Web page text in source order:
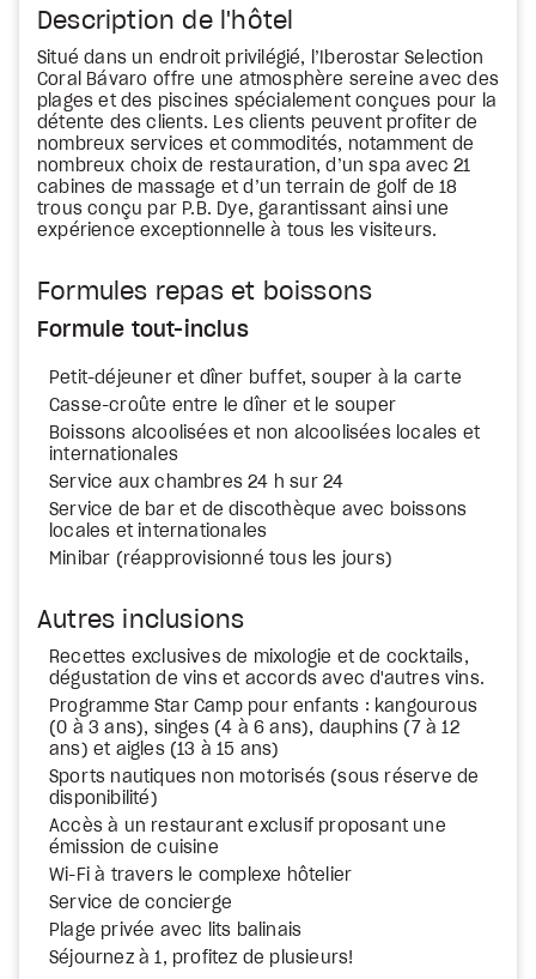
Description de l'hôtel
Situé dans un endroit privilégié, l’Iberostar Selection
Coral Bávaro offre une atmosphère sereine avec des
plages et des piscines spécialement conçues pour la
détente des clients. Les clients peuvent profiter de
nombreux services et commodités, notamment de
nombreux choix de restauration, d’un spa avec 21
cabines de massage et d’un terrain de golf de 18
trous conçu par P.B. Dye, garantissant ainsi une
expérience exceptionnelle à tous les visiteurs.
Formules repas et boissons
Formule tout-inclus
Petit-déjeuner et dîner buffet, souper à la carte
Casse-croûte entre le dîner et le souper
Boissons alcoolisées et non alcoolisées locales et
internationales
Service aux chambres 24 h sur 24
Service de bar et de discothèque avec boissons
locales et internationales
Minibar (réapprovisionné tous les jours)
Autres inclusions
Recettes exclusives de mixologie et de cocktails,
dégustation de vins et accords avec d'autres vins.
Programme Star Camp pour enfants : kangourous
(0 à 3 ans), singes (4 à 6 ans), dauphins (7 à 12
ans) et aigles (13 à 15 ans)
Sports nautiques non motorisés (sous réserve de
disponibilité)
Accès à un restaurant exclusif proposant une
émission de cuisine
Wi-Fi à travers le complexe hôtelier
Service de concierge
Plage privée avec lits balinais
Séjournez à 1, profitez de plusieurs!